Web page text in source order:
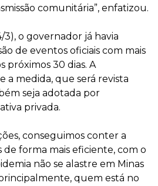
comunitária”, enfatizou.
3), o governador já havia
de eventos oficiais com mais
próximos 30 dias. A
a medida, que será revista
seja adotada por
privada.
conseguimos conter a
forma mais eficiente, com o
não se alastre em Minas
quem está no